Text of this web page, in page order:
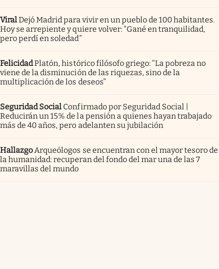
ViralDejó Madrid para vivir en un pueblo de 100 habitantes.
Hoy se arrepiente y quiere volver: “Gané en tranquilidad,
pero perdí en soledad”
FelicidadPlatón, histórico filósofo griego: “La pobreza no
viene de la disminución de las riquezas, sino de la
multiplicación de los deseos”
Seguridad Social Confirmado por Seguridad Social |
Reducirán un 15% de la pensión a quienes hayan trabajado
más de 40 años, pero adelanten su jubilación
Hallazgo Arqueólogos se encuentran con el mayor tesoro de
la humanidad: recuperan del fondo del mar una de las 7
maravillas del mundo